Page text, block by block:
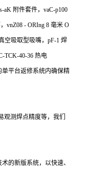
aK 附件套件，vaC-p100
vnZ08 - ORIng 8 毫米 O
空吸取型吸嘴，pF-1 焊
TCK-40-36 热电
平台返修系统内确保精
观测焊点精度等，我们
的新版系统，以快速、